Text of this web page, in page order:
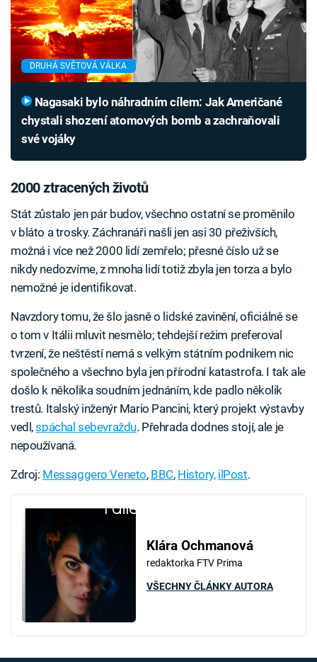
DRUHÁ SVĚTOVÁ VÁLKA
chystali shození atomových bomb a zachraňovali
své vojáky
2000 ztracených životů
Stát zůstalo jen pár budov, všechno ostatní se proměnilo
v bláto a trosky. Záchranáři našli jen asi 30 přeživších,
možná i více než 2000 lidí zemřelo; přesné číslo už se
nikdy nedozvíme, z mnoha lidí totiž zbyla jen torza a bylo
nemožné je identifikovat.
Navzdory tomu, že šlo jasně o lidské zavinění, oficiálně se
o tom v Itálii mluvit nesmělo; tehdejší režim preferoval
tvrzení, že neštěstí nemá s velkým státním podnikem nic
společného a všechno byla jen přírodní katastrofa. I tak ale
došlo k několika soudním jednáním, kde padlo několik
trestů. Italský inženýr Mario Pancini, který projekt výstavby
vedl,spáchal sebevraždu. Přehrada dodnes stojí, ale je
nepoužívaná.
Zdroj: Messaggero Veneto, BBC, History, ilPost.
Failed to fetch
Klára Ochmanová
redaktorka FTV Prima
VŠECHNY ČLÁNKY AUTORA